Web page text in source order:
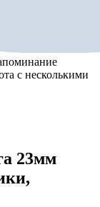
с несколькими
23мм